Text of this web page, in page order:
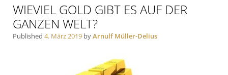
WIEVIEL GOLD GIBT ES AUF DER
GANZEN WELT?
Published 4. März 2019 byArnulf Müller-Delius